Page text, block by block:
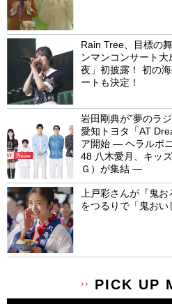
Rain Tree、目標の
ンマンコンサート
夜」初披露！ 初の
ートも決定！
岩田剛典が”夢のラ
愛知トヨタ「AT
ア開始 ― ヘラルボ
48 八木愛月、キッ
Ｇ）が集結 ―
上戸彩さんが『鬼
をつるりで「鬼おい
PICK UP